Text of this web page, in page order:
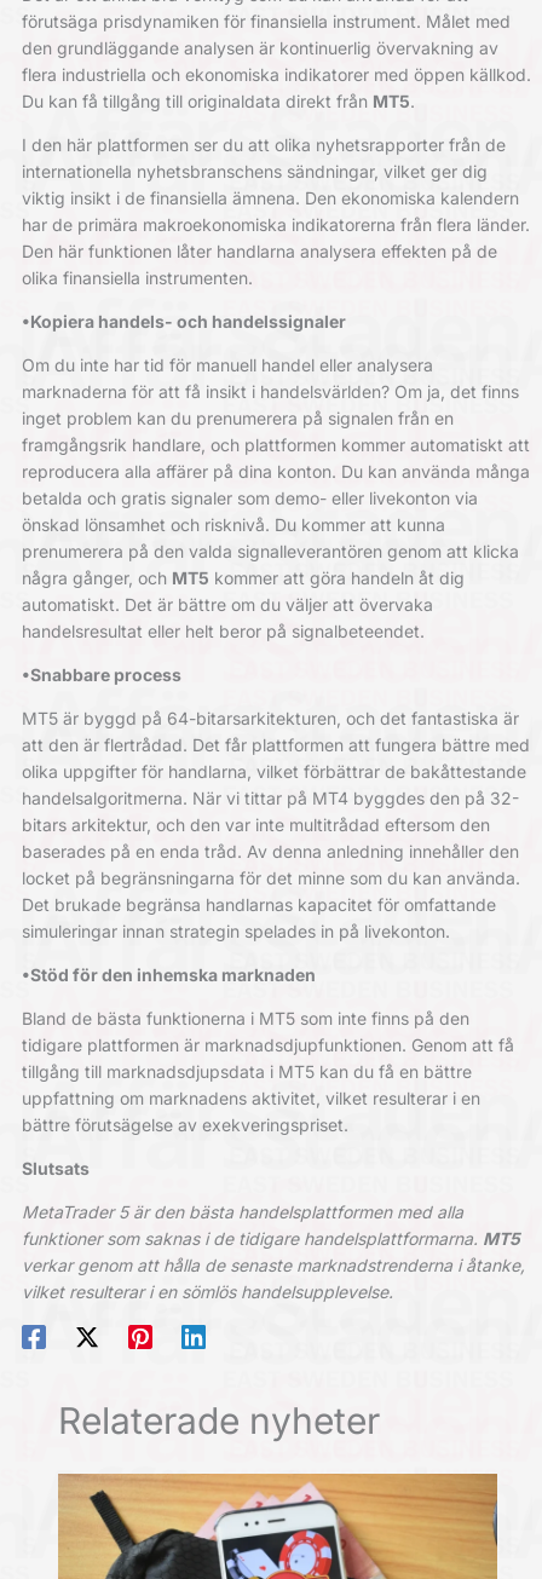
förutsäga prisdynamiken för finansiella instrument. Målet med
den grundläggande analysen är kontinuerlig övervakning av
flera industriella och ekonomiska indikatorer med öppen källkod.
Du kan få tillgång till originaldata direkt från MT5.
I den här plattformen ser du att olika nyhetsrapporter från de
internationella nyhetsbranschens sändningar, vilket ger dig
viktig insikt i de finansiella ämnena. Den ekonomiska kalendern
har de primära makroekonomiska indikatorerna från flera länder.
Den här funktionen låter handlarna analysera effekten på de
olika finansiella instrumenten.
•Kopiera handels- och handelssignaler
Om du inte har tid för manuell handel eller analysera
marknaderna för att få insikt i handelsvärlden? Om ja, det finns
inget problem kan du prenumerera på signalen från en
framgångsrik handlare, och plattformen kommer automatiskt att
reproducera alla affärer på dina konton. Du kan använda många
betalda och gratis signaler som demo- eller livekonton via
önskad lönsamhet och risknivå. Du kommer att kunna
prenumerera på den valda signalleverantören genom att klicka
några gånger, och MT5 kommer att göra handeln åt dig
automatiskt. Det är bättre om du väljer att övervaka
handelsresultat eller helt beror på signalbeteendet.
•Snabbare process
MT5 är byggd på 64-bitarsarkitekturen, och det fantastiska är
att den är flertrådad. Det får plattformen att fungera bättre med
olika uppgifter för handlarna, vilket förbättrar de bakåttestande
handelsalgoritmerna. När vi tittar på MT4 byggdes den på 32-
bitars arkitektur, och den var inte multitrådad eftersom den
baserades på en enda tråd. Av denna anledning innehåller den
locket på begränsningarna för det minne som du kan använda.
Det brukade begränsa handlarnas kapacitet för omfattande
simuleringar innan strategin spelades in på livekonton.
•Stöd för den inhemska marknaden
Bland de bästa funktionerna i MT5 som inte finns på den
tidigare plattformen är marknadsdjupfunktionen. Genom att få
tillgång till marknadsdjupsdata i MT5 kan du få en bättre
uppfattning om marknadens aktivitet, vilket resulterar i en
bättre förutsägelse av exekveringspriset.
Slutsats
MetaTrader 5 är den bästa handelsplattformen med alla
funktioner som saknas i de tidigare handelsplattformarna. MT5
verkar genom att hålla de senaste marknadstrenderna i åtanke,
vilket resulterar i en sömlös handelsupplevelse.
Relaterade nyheter